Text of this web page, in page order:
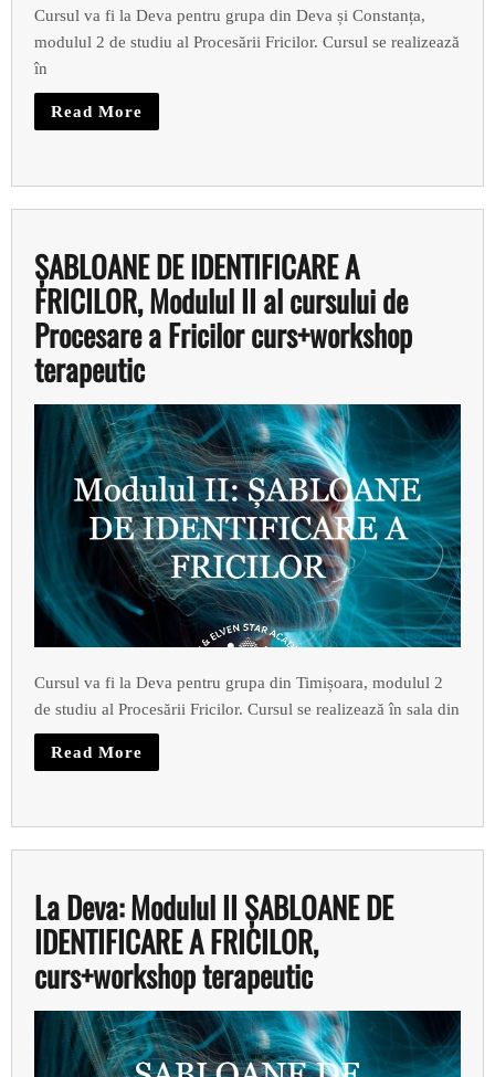
Cursul va fi la Deva pentru grupa din Deva și Constanța,
modulul 2 de studiu al Procesării Fricilor. Cursul se realizează
în
Read More
ȘABLOANE DE IDENTIFICARE A
FRICILOR, Modulul II al cursului de
Procesare a Fricilor curs+workshop
terapeutic
Cursul va fi la Deva pentru grupa din Timișoara, modulul 2
de studiu al Procesării Fricilor. Cursul se realizează în sala din
Read More
La Deva: Modulul II ȘABLOANE DE
IDENTIFICARE A FRICILOR,
curs+workshop terapeutic